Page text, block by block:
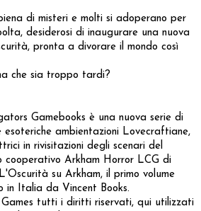
di misteri e molti si adoperano per
desiderosi di inaugurare una nuova
pronta a divorare il mondo così
che sia troppo tardi?
Gamebooks è una nuova serie di
esoteriche ambientazioni Lovecraftiane,
in rivisitazioni degli scenari del
cooperativo Arkham Horror LCG di
su Arkham, il primo volume
in Italia da Vincent Books.
tutti i diritti riservati, qui utilizzati